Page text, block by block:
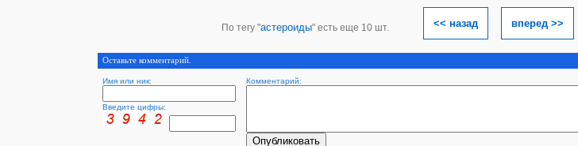
По тегу "астероиды" есть еще 10 шт. << назад вперед >>
Оставьте комментарий.
Имя или ник: Комментарий:
Введите цифры: